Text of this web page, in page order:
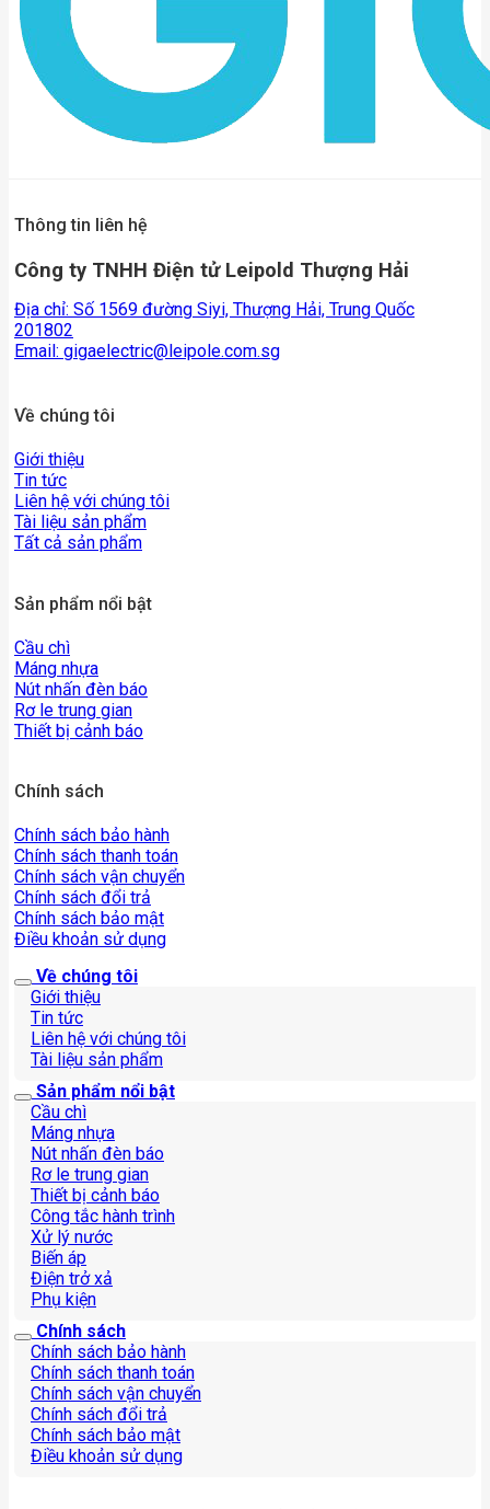
Thông tin liên hệ
Công ty TNHH Điện tử Leipold Thượng Hải
Địa chỉ: Số 1569 đường Siyi, Thượng Hải, Trung Quốc
201802
Email: gigaelectric@leipole.com.sg
Về chúng tôi
Giới thiệu
Tin tức
Liên hệ với chúng tôi
Tài liệu sản phẩm
Tất cả sản phẩm
Sản phẩm nổi bật
Cầu chì
Máng nhựa
Nút nhấn đèn báo
Rơ le trung gian
Thiết bị cảnh báo
Chính sách
Chính sách bảo hành
Chính sách thanh toán
Chính sách vận chuyển
Chính sách đổi trả
Chính sách bảo mật
Điều khoản sử dụng
Về chúng tôi
Giới thiệu
Tin tức
Liên hệ với chúng tôi
Tài liệu sản phẩm
Sản phẩm nổi bật
Cầu chì
Máng nhựa
Nút nhấn đèn báo
Rơ le trung gian
Thiết bị cảnh báo
Công tắc hành trình
Xử lý nước
Biến áp
Điện trở xả
Phụ kiện
Chính sách
Chính sách bảo hành
Chính sách thanh toán
Chính sách vận chuyển
Chính sách đổi trả
Chính sách bảo mật
Điều khoản sử dụng